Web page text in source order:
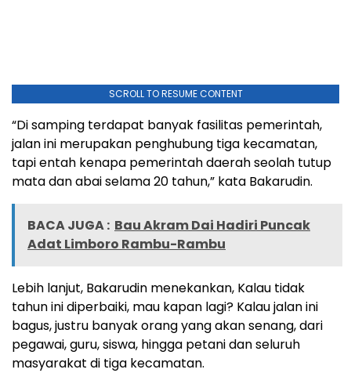
SCROLL TO RESUME CONTENT
“Di samping terdapat banyak fasilitas pemerintah,
jalan ini merupakan penghubung tiga kecamatan,
tapi entah kenapa pemerintah daerah seolah tutup
mata dan abai selama 20 tahun,” kata Bakarudin.
BACA JUGA : Bau Akram Dai Hadiri Puncak
Adat Limboro Rambu-Rambu
Lebih lanjut, Bakarudin menekankan, Kalau tidak
tahun ini diperbaiki, mau kapan lagi? Kalau jalan ini
bagus, justru banyak orang yang akan senang, dari
pegawai, guru, siswa, hingga petani dan seluruh
masyarakat di tiga kecamatan.